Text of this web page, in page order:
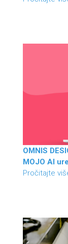
OMNIS
MOJO AI
Pročitajte